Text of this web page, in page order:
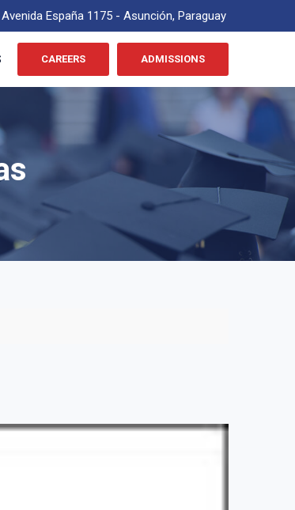
Avenida España 1175 - Asunción, Paraguay
ADMISSIONS
CAREERS